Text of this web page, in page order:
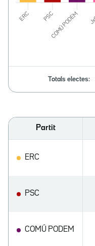
Totals electes:
Partit
ERC
PSC
COMÚ PODEM